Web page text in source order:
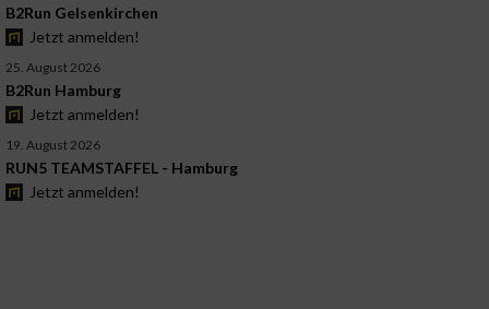
B2Run Gelsenkirchen
Jetzt anmelden!
25. August 2026
B2Run Hamburg
Jetzt anmelden!
19. August 2026
RUN5 TEAMSTAFFEL - Hamburg
Jetzt anmelden!